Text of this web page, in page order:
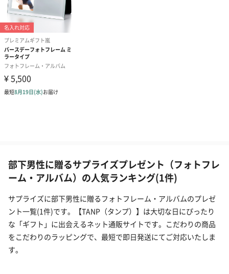
部下男性に贈るサプライズプレゼント（フォトフレ
ーム・アルバム）の人気ランキング(1件)
サプライズに部下男性に贈るフォトフレーム・アルバムのプレゼ
ント一覧(1件)です。【TANP（タンプ）】は大切な日にぴったり
な「ギフト」に出会えるネット通販サイトです。こだわりの商品
をこだわりのラッピングで、最短で即日発送にてご対応いたしま
す。